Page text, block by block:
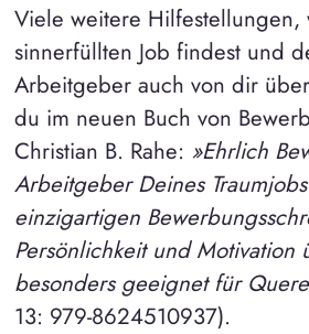
Viele weitere
sinnerfüllten Job findest und
Arbeitgeber auch von dir
du im neuen Buch von
Christian B. Rahe: »Ehrlich
Arbeitgeber Deines
einzigartigen
Persönlichkeit und Motivation
besonders geeignet für
13: 979-8624510937).